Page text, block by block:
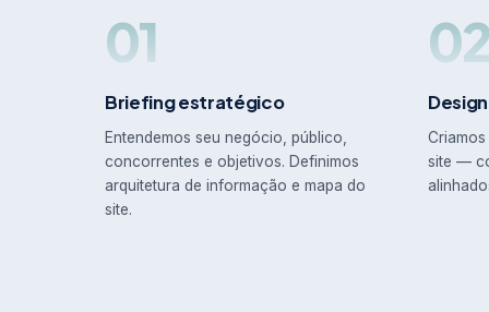
01
Briefing estratégico
Entendemos seu negócio, público,
concorrentes e objetivos. Definimos
arquitetura de informação e mapa do
site.
02
site —